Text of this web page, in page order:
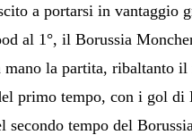
a portarsi in vantaggio
al 1°, il Borussia
mano la partita, ribaltanto
primo tempo, con i gol di
secondo tempo del Borussia